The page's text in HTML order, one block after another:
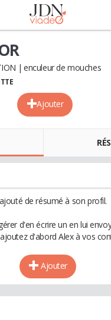
Ajouter
enculeur de mouches
de résumé à son profil.
d'en écrire un en lui
d'abord Alex à vos
Ajouter